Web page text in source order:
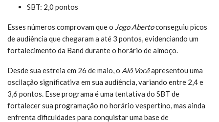
SBT: 2,0 pontos
Esses números comprovam que o Jogo Abertoconseguiu picos
de audiência que chegaram a até 3 pontos, evidenciando um
fortalecimento da Band durante o horário de almoço.
Desde sua estreia em 26 de maio, o Alô Vocêapresentou uma
oscilação significativa em sua audiência, variando entre 2,4 e
3,6 pontos. Esse programa é uma tentativa do SBT de
fortalecer sua programação no horário vespertino, mas ainda
enfrenta dificuldades para conquistar uma base de